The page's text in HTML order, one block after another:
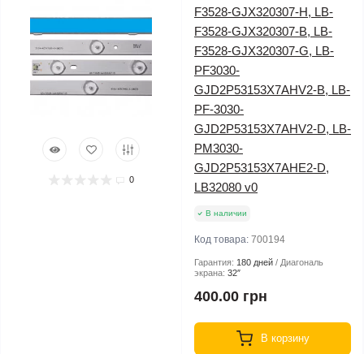
0
F3528-GJX320307-H, LB-
F3528-GJX320307-B, LB-
F3528-GJX320307-G, LB-
PF3030-
GJD2P53153X7AHV2-B, LB-
PF-3030-
GJD2P53153X7AHV2-D, LB-
PM3030-
GJD2P53153X7AHE2-D,
LB32080 v0
В наличии
Код товара: 700194
Гарантия: 180 дней
Диагональ
экрана: 32″
400.00 грн
В корзину